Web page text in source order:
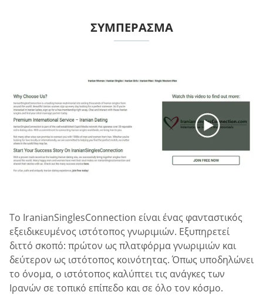
ΣΥΜΠΈΡΑΣΜΑ
Το IranianSinglesConnection είναι ένας φανταστικός
εξειδικευμένος ιστότοπος γνωριμιών. Εξυπηρετεί
διττό σκοπό: πρώτον ως πλατφόρμα γνωριμιών και
δεύτερον ως ιστότοπος κοινότητας. Όπως υποδηλώνει
το όνομα, ο ιστότοπος καλύπτει τις ανάγκες των
Ιρανών σε τοπικό επίπεδο και σε όλο τον κόσμο.